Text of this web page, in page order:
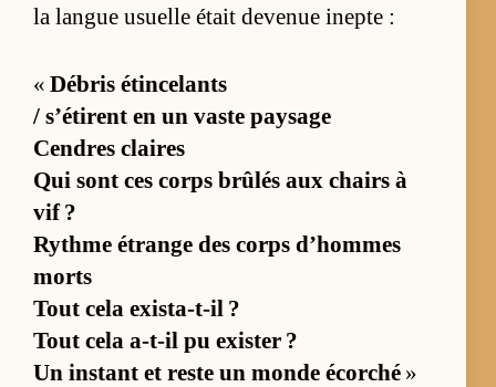
la langue usuelle était de­ve­nue inepte :
« Dé­bris étin­ce­lants
/ s’étirent en un vaste pay­sage
Cendres claires
Qui sont ces corps brû­lés aux chairs à
vif ?
Rythme étrange des corps d’hommes
morts
Tout cela exis­ta-t-il ?
Tout cela a-t-il pu exis­ter ?
Un ins­tant et reste un monde écor­ché »